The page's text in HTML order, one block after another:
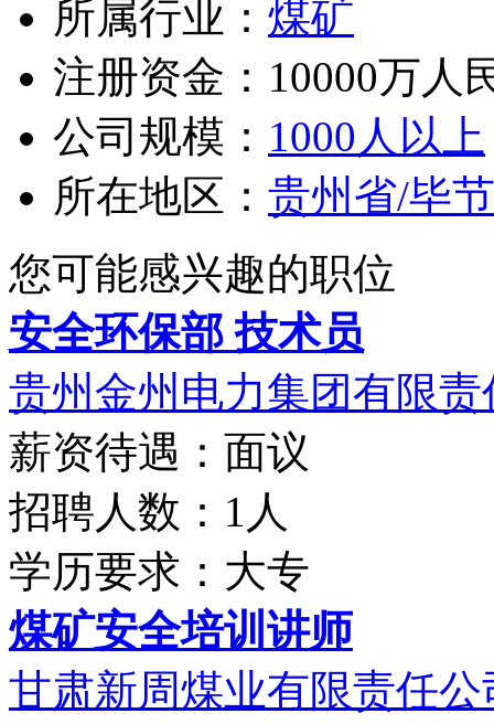
所属行业： 煤矿
注册资金：10000万人
公司规模： 1000人以上
所在地区： 贵州省/毕
您可能感兴趣的职位
安全环保部 技术员
贵州金州电力集团有限责
薪资待遇：面议
招聘人数：1人
学历要求：大专
煤矿安全培训讲师
甘肃新周煤业有限责任公